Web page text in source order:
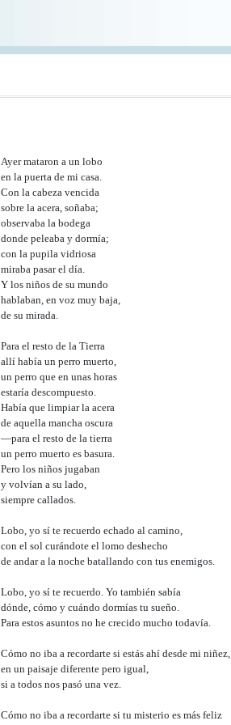
Ayer mataron a un lobo
en la puerta de mi casa.
Con la cabeza vencida
sobre la acera, soñaba;
observaba la bodega
donde peleaba y dormía;
con la pupila vidriosa
miraba pasar el día.
Y los niños de su mundo
hablaban, en voz muy baja,
de su mirada.
Para el resto de la Tierra
allí había un perro muerto,
un perro que en unas horas
estaría descompuesto.
Había que limpiar la acera
de aquella mancha oscura
―para el resto de la tierra
un perro muerto es basura.
Pero los niños jugaban
y volvían a su lado,
siempre callados.
Lobo, yo sí te recuerdo echado al camino,
con el sol curándote el lomo deshecho
de andar a la noche batallando con tus enemigos.
Lobo, yo sí te recuerdo. Yo también sabía
dónde, cómo y cuándo dormías tu sueño.
Para estos asuntos no he crecido mucho todavía.
Cómo no iba a recordarte si estás ahí desde mi niñez,
en un paisaje diferente pero igual,
si a todos nos pasó una vez.
Cómo no iba a recordarte si tu misterio es más feliz